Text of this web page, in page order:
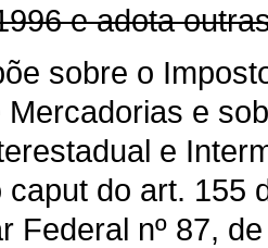
e adota
sobre o
Mercadorias e
e
caput do art. 155
Federal nº 87,